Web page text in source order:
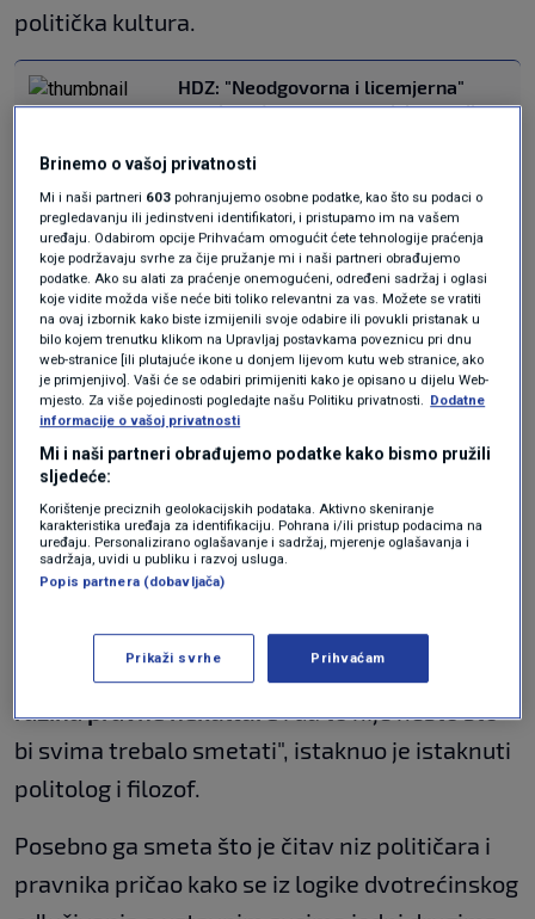
politička kultura.
HDZ: "Neodgovorna i licemjerna"
oporba odgovorna za neizbor trojice
VIJESTI 15. svi.
Burno u sabornici zbog ustavnih
sudaca, optužbe "frcale" na sve
strane
VIJESTI|15. svi.
"Pravni šlamperaj"
"Pravna kuktura bi podrazumijevala da se
upozori na pravni šlamperaj. Da ne govorim o
tomu da je Hrvatska jedina država na svijetu
koja ima dva službena teksta Ustava – jedan u
verziji Ustavnog suda i drugi u verziji saborskog
Odbora za Ustav, Poslovnik i politički sustav.
Od 80. članka se ta dva teksta Ustava razlikuju
u brojevima.Iz helikoptera se vidi visoka
razina pravne nekulturei da to nije nešto što
bi svima trebalo smetati", istaknuo je istaknuti
politolog i filozof.
Posebno ga smeta što je čitav niz političara i
pravnika pričao kako se iz logike dvotrećinskog
Brinemo o vašoj privatnosti
Mi i naši partneri 603 pohranjujemo osobne podatke, kao što su podaci o
pregledavanju ili jedinstveni identifikatori, i pristupamo im na vašem
uređaju. Odabirom opcije Prihvaćam omogućit ćete tehnologije praćenja
koje podržavaju svrhe za čije pružanje mi i naši partneri obrađujemo
podatke. Ako su alati za praćenje onemogućeni, određeni sadržaj i oglasi
koje vidite možda više neće biti toliko relevantni za vas. Možete se vratiti
na ovaj izbornik kako biste izmijenili svoje odabire ili povukli pristanak u
bilo kojem trenutku klikom na Upravljaj postavkama poveznicu pri dnu
web-stranice [ili plutajuće ikone u donjem lijevom kutu web stranice, ako
je primjenjivo]. Vaši će se odabiri primijeniti kako je opisano u dijelu Web-
mjesto. Za više pojedinosti pogledajte našu Politiku privatnosti. Dodatne
informacije o vašoj privatnosti
Mi i naši partneri obrađujemo podatke kako bismo pružili
sljedeće:
Korištenje preciznih geolokacijskih podataka. Aktivno skeniranje
karakteristika uređaja za identifikaciju. Pohrana i/ili pristup podacima na
uređaju. Personalizirano oglašavanje i sadržaj, mjerenje oglašavanja i
sadržaja, uvidi u publiku i razvoj usluga.
Popis partnera (dobavljača)
Prikaži svrhe Prihvaćam